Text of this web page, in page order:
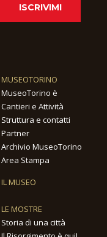
ISCRIVIMI
MUSEOTORINO
MuseoTorino è
Cantieri e Attività
Struttura e contatti
Partner
Archivio MuseoTorino
Area Stampa
IL MUSEO
LE MOSTRE
Storia di una città